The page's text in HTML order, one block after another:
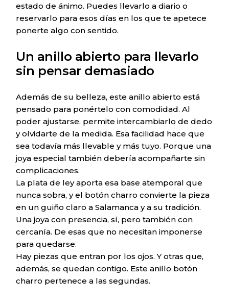
estado de ánimo. Puedes llevarlo a diario o
reservarlo para esos días en los que te apetece
ponerte algo con sentido.
Un anillo abierto para llevarlo
sin pensar demasiado
Además de su belleza, este anillo abierto está
pensado para ponértelo con comodidad. Al
poder ajustarse, permite intercambiarlo de dedo
y olvidarte de la medida. Esa facilidad hace que
sea todavía más llevable y más tuyo. Porque una
joya especial también debería acompañarte sin
complicaciones.
La plata de ley aporta esa base atemporal que
nunca sobra, y el botón charro convierte la pieza
en un guiño claro a Salamanca y a su tradición.
Una joya con presencia, sí, pero también con
cercanía. De esas que no necesitan imponerse
para quedarse.
Hay piezas que entran por los ojos. Y otras que,
además, se quedan contigo. Este anillo botón
charro pertenece a las segundas.